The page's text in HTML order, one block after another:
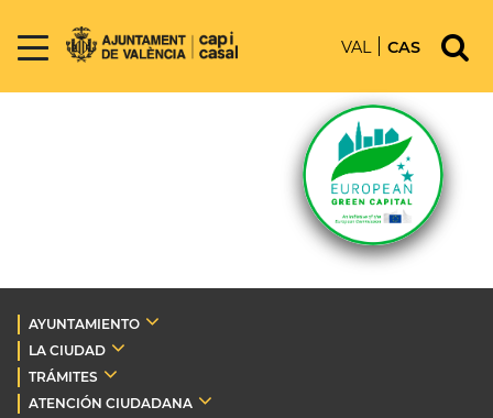
VAL CAS
AYUNTAMIENTO
LA CIUDAD
TRÁMITES
ATENCIÓN CIUDADANA